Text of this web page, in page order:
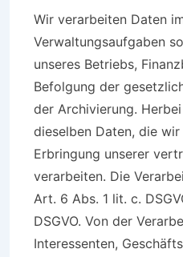
Wir verarbeiten Daten
Verwaltungsaufgaben
unseres Betriebs,
Befolgung der
der Archivierung.
dieselben Daten, die
Erbringung unserer
verarbeiten. Die
Art. 6 Abs. 1 lit. c.
DSGVO. Von der
Interessenten,